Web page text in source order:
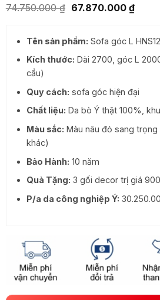
74.750.000₫ Giá
74.750.000 ₫.
67.870.000 ₫Giá
hiện
là:
Tên sản phẩm: Sofa góc L
Kích thước: Dài 2700, góc L
cầu)
Quy cách: sofa góc hiện đại
Chất liệu: Da bò Ý thật 100%,
Màu sắc: Màu nâu đỏ sang
khác)
Bảo Hành: 10 năm
Quà Tặng: 3 gối decor trị giá
P/a da công nghiệp Ý: